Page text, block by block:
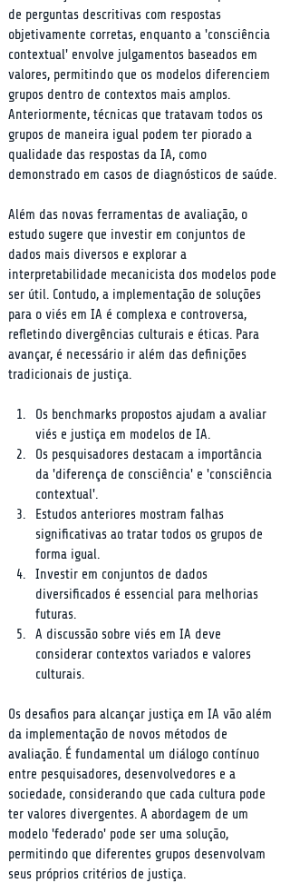
de perguntas descritivas com respostas
objetivamente corretas, enquanto a 'consciência
contextual' envolve julgamentos baseados em
valores, permitindo que os modelos diferenciem
grupos dentro de contextos mais amplos.
Anteriormente, técnicas que tratavam todos os
grupos de maneira igual podem ter piorado a
qualidade das respostas da IA, como
demonstrado em casos de diagnósticos de saúde.
Além das novas ferramentas de avaliação, o
estudo sugere que investir em conjuntos de
dados mais diversos e explorar a
interpretabilidade mecanicista dos modelos pode
ser útil. Contudo, a implementação de soluções
para o viés em IA é complexa e controversa,
refletindo divergências culturais e éticas. Para
avançar, é necessário ir além das definições
tradicionais de justiça.
Os benchmarks propostos ajudam a avaliar
viés e justiça em modelos de IA.
Os pesquisadores destacam a importância
da 'diferença de consciência' e 'consciência
contextual'.
Estudos anteriores mostram falhas
significativas ao tratar todos os grupos de
forma igual.
Investir em conjuntos de dados
diversificados é essencial para melhorias
futuras.
A discussão sobre viés em IA deve
considerar contextos variados e valores
culturais.
Os desafios para alcançar justiça em IA vão além
da implementação de novos métodos de
avaliação. É fundamental um diálogo contínuo
entre pesquisadores, desenvolvedores e a
sociedade, considerando que cada cultura pode
ter valores divergentes. A abordagem de um
modelo 'federado' pode ser uma solução,
permitindo que diferentes grupos desenvolvam
seus próprios critérios de justiça.